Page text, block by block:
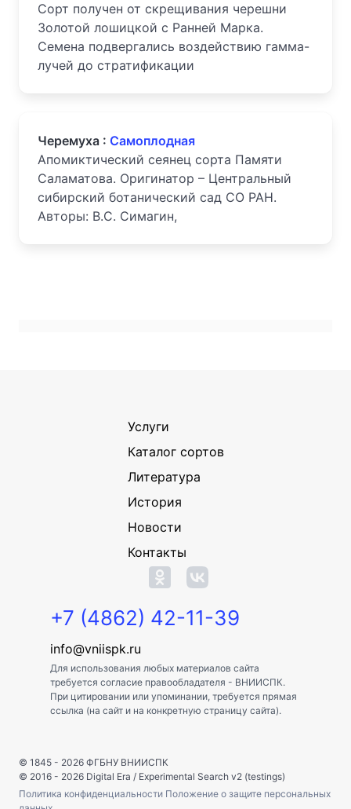
Сорт получен от скрещивания черешни
Золотой лошицкой с Ранней Марка.
Семена подвергались воздействию гамма-
лучей до стратификации
Черемуха : Самоплодная
Апомиктический сеянец сорта Памяти
Саламатова. Оригинатор – Центральный
сибирский ботанический сад СО РАН.
Авторы: В.С. Симагин,
Услуги
Каталог сортов
Литература
История
Новости
Контакты
+7 (4862) 42-11-39
info@vniispk.ru
Для использования любых материалов сайта
требуется согласие правообладателя - ВНИИСПК.
При цитировании или упоминании, требуется прямая
ссылка (на сайт и на конкретную страницу сайта).
© 1845 - 2026 ФГБНУ ВНИИСПК
© 2016 - 2026 Digital Era / Experimental Search v2 (testings)
Политика конфиденциальности Положение о защите персональных